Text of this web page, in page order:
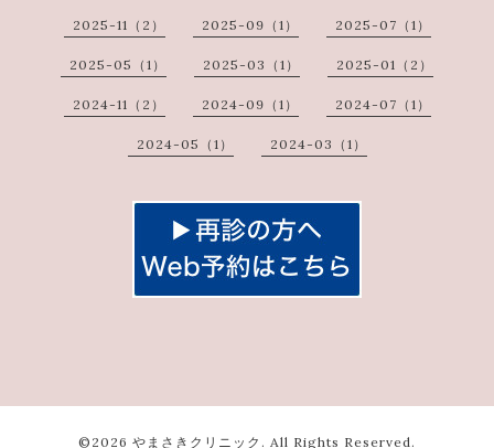
2025-11（2） 2025-09（1） 2025-07（1）
2025-05（1） 2025-03（1） 2025-01（2）
2024-11（2） 2024-09（1） 2024-07（1）
2024-05（1） 2024-03（1）
©2026 やまさきクリニック . All Rights Reserved.